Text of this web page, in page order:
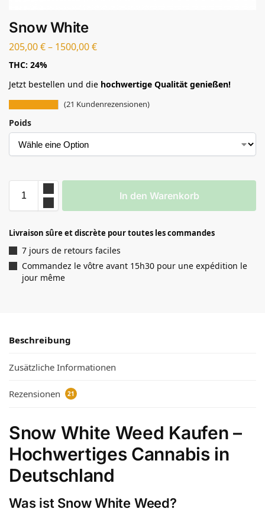
Snow White
205,00€– 1500,00€
THC: 24%
Jetzt bestellen und die hochwertige Qualität genießen!
(21 Kundenrezensionen)
Poids
In den Warenkorb
Livraison sûre et discrète pour toutes les commandes
7 jours de retours faciles
Commandez le vôtre avant 15h30 pour une expédition le
jour même
Beschreibung
Zusätzliche Informationen
Rezensionen 21
Snow White Weed Kaufen –
Hochwertiges Cannabis in
Deutschland
Was ist Snow White Weed?